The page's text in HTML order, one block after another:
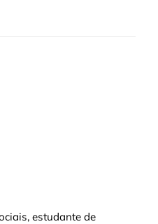
estudante de